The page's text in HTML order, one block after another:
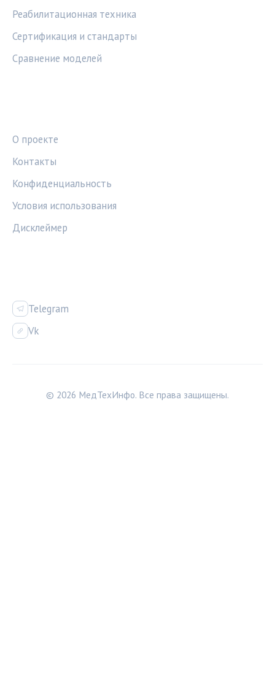
Реабилитационная техника
Сертификация и стандарты
Сравнение моделей
О проекте
Контакты
Конфиденциальность
Условия использования
Дисклеймер
Telegram
Vk
© 2026 МедТехИнфо. Все права защищены.